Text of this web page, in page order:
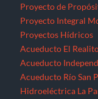
Proyecto de
Proyecto Integral
Proyectos Hídricos
Acueducto El
Acueducto
Acueducto Río San
Hidroeléctrica La